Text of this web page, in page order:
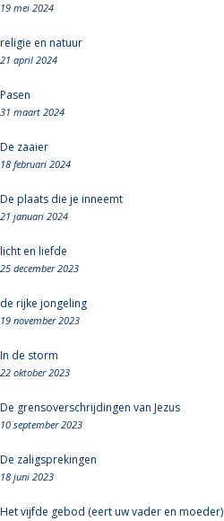
19 mei 2024
religie en natuur
21 april 2024
Pasen
31 maart 2024
De zaaier
18 februari 2024
De plaats die je inneemt
21 januari 2024
licht en liefde
25 december 2023
de rijke jongeling
19 november 2023
In de storm
22 oktober 2023
De grensoverschrijdingen van Jezus
10 september 2023
De zaligsprekingen
18 juni 2023
Het vijfde gebod (eert uw vader en moeder)